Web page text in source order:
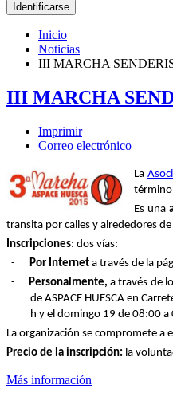
Identificarse
Inicio
Noticias
III MARCHA
III MARCHA
Imprimir
Correo electrónico
La
término
Es una
transita por calles y alrededores
Inscripciones: dos vías:
-
Por Internet a través de la
-
Personalmente, a través de
de ASPACE HUESCA en
h y el domingo 19 de 08:00 a
La organización se compromete a
Precio de la inscripción: la
Más información